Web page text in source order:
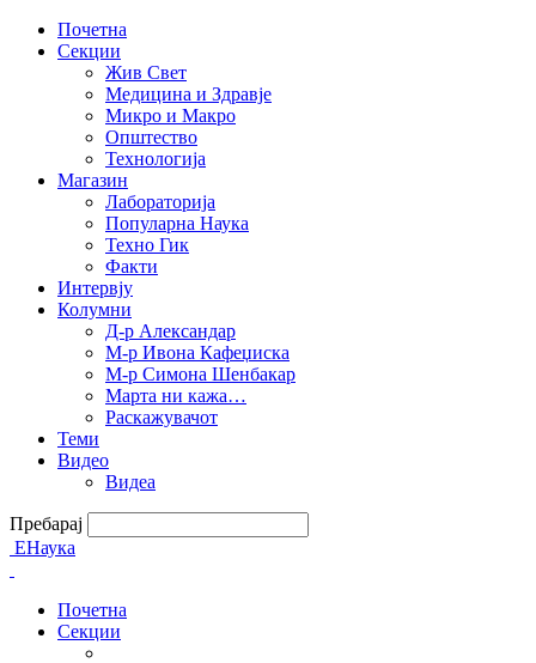
Почетна
Секции
Жив Свет
Медицина и Здравје
Микро и Макро
Општество
Технологија
Магазин
Лабораторија
Популарна Наука
Техно Гик
Факти
Интервју
Колумни
Д-р Александар
М-р Ивона Кафеџиска
М-р Симона Шенбакар
Марта ни кажа…
Раскажувачот
Теми
Видео
Видеа
Пребарај
ЕНаука
Почетна
Секции